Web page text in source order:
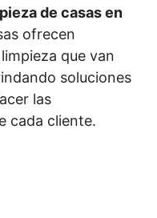
de casas en
ofrecen
que van
soluciones
las
cada cliente.